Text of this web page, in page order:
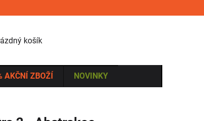
KOŠÍK
košík
AKČNÍ ZBOŽÍ NOVINKY